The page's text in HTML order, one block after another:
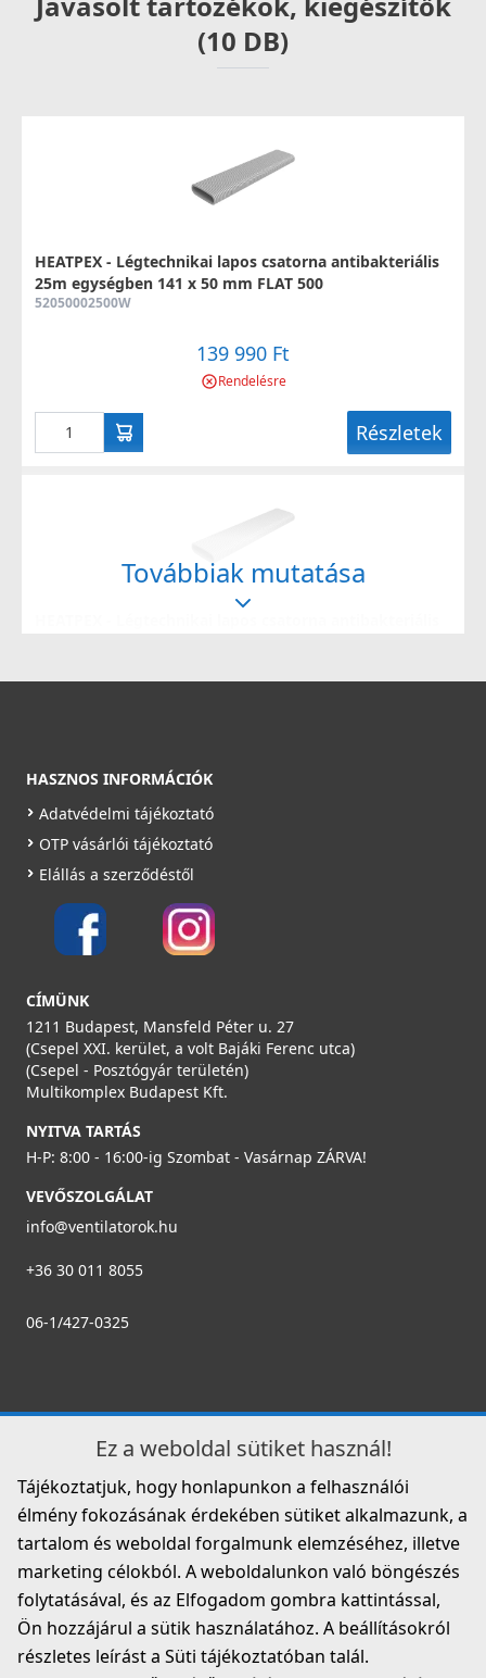
(10 DB)
HEATPEX - Légtechnikai lapos csatorna antibakteriális
25m egységben 141 x 50 mm FLAT 500
52050002500W
139 990 Ft
Rendelésre
Részletek
(300x100 mm) FLAT 500
54012500001W
25 990 Ft
Saját raktárunkban
Részletek
12 990 Ft
Részletek
HEATPEX - Lapos csatorna 90° - függőleges FLAT 500
Továbbiak mutatása
HASZNOS INFORMÁCIÓK
Adatvédelmi tájékoztató
OTP vásárlói tájékoztató
Elállás a szerződéstől
CÍMÜNK
1211 Budapest, Mansfeld Péter u. 27
(Csepel XXI. kerület, a volt Bajáki Ferenc utca)
(Csepel - Posztógyár területén)
Multikomplex Budapest Kft.
NYITVA TARTÁS
H-P: 8:00 - 16:00-ig Szombat - Vasárnap ZÁRVA!
VEVŐSZOLGÁLAT
info@ventilatorok.hu
+36 30 011 8055
06-1/427-0325
Ez a weboldal sütiket használ!
Tájékoztatjuk, hogy honlapunkon a felhasználói
élmény fokozásának érdekében sütiket alkalmazunk, a
tartalom és weboldal forgalmunk elemzéséhez, illetve
marketing célokból. A weboldalunkon való böngészés
folytatásával, és az Elfogadom gombra kattintással,
Ön hozzájárul a sütik használatához. A beállításokról
részletes leírást a Süti tájékoztatóban talál.